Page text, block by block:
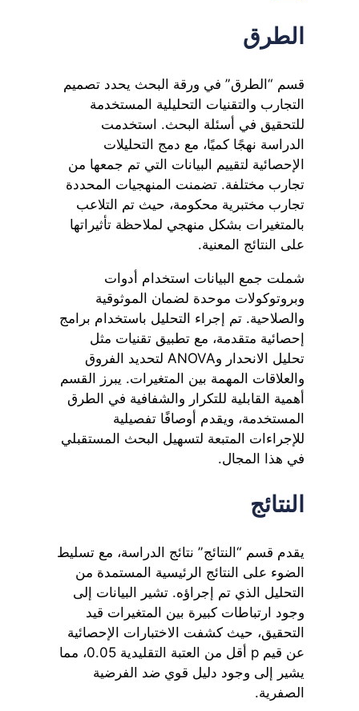
الطرق
قسم “الطرق” في ورقة البحث يحدد تصميم
التجارب والتقنيات التحليلية المستخدمة
للتحقيق في أسئلة البحث. استخدمت
الدراسة نهجًا كميًا، مع دمج التحليلات
الإحصائية لتقييم البيانات التي تم جمعها من
تجارب مختلفة. تضمنت المنهجيات المحددة
تجارب مختبرية محكومة، حيث تم التلاعب
بالمتغيرات بشكل منهجي لملاحظة تأثيراتها
على النتائج المعنية.
شملت جمع البيانات استخدام أدوات
وبروتوكولات موحدة لضمان الموثوقية
والصلاحية. تم إجراء التحليل باستخدام برامج
إحصائية متقدمة، مع تطبيق تقنيات مثل
تحليل الانحدار وANOVA لتحديد الفروق
والعلاقات المهمة بين المتغيرات. يبرز القسم
أهمية القابلية للتكرار والشفافية في الطرق
المستخدمة، ويقدم أوصافًا تفصيلية
للإجراءات المتبعة لتسهيل البحث المستقبلي
في هذا المجال.
النتائج
يقدم قسم “النتائج” نتائج الدراسة، مع تسليط
الضوء على النتائج الرئيسية المستمدة من
التحليل الذي تم إجراؤه. تشير البيانات إلى
وجود ارتباطات كبيرة بين المتغيرات قيد
التحقيق، حيث كشفت الاختبارات الإحصائية
عن قيم p أقل من العتبة التقليدية 0.05، مما
يشير إلى وجود دليل قوي ضد الفرضية
الصفرية.